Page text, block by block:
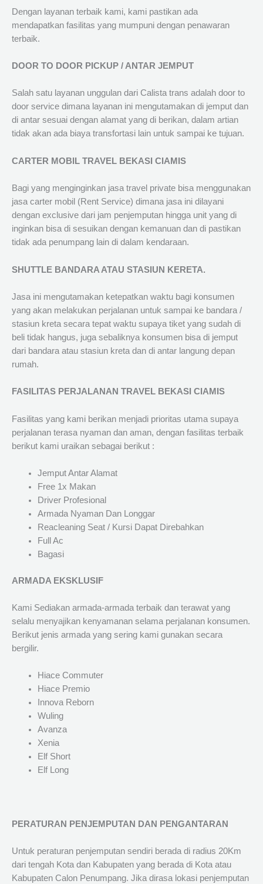
Dengan layanan terbaik kami, kami pastikan ada
mendapatkan fasilitas yang mumpuni dengan penawaran
terbaik.
DOOR TO DOOR PICKUP / ANTAR JEMPUT
Salah satu layanan unggulan dari Calista trans adalah door to
door service dimana layanan ini mengutamakan di jemput dan
di antar sesuai dengan alamat yang di berikan, dalam artian
tidak akan ada biaya transfortasi lain untuk sampai ke tujuan.
CARTER MOBIL TRAVEL BEKASI CIAMIS
Bagi yang menginginkan jasa travel private bisa menggunakan
jasa carter mobil (Rent Service) dimana jasa ini dilayani
dengan exclusive dari jam penjemputan hingga unit yang di
inginkan bisa di sesuikan dengan kemanuan dan di pastikan
tidak ada penumpang lain di dalam kendaraan.
SHUTTLE BANDARA ATAU STASIUN KERETA.
Jasa ini mengutamakan ketepatkan waktu bagi konsumen
yang akan melakukan perjalanan untuk sampai ke bandara /
stasiun kreta secara tepat waktu supaya tiket yang sudah di
beli tidak hangus, juga sebaliknya konsumen bisa di jemput
dari bandara atau stasiun kreta dan di antar langung depan
rumah.
FASILITAS PERJALANAN TRAVEL BEKASI CIAMIS
Fasilitas yang kami berikan menjadi prioritas utama supaya
perjalanan terasa nyaman dan aman, dengan fasilitas terbaik
berikut kami uraikan sebagai berikut :
Jemput Antar Alamat
Free 1x Makan
Driver Profesional
Armada Nyaman Dan Longgar
Reacleaning Seat / Kursi Dapat Direbahkan
Full Ac
Bagasi
ARMADA EKSKLUSIF
Kami Sediakan armada-armada terbaik dan terawat yang
selalu menyajikan kenyamanan selama perjalanan konsumen.
Berikut jenis armada yang sering kami gunakan secara
bergilir.
Hiace Commuter
Hiace Premio
Innova Reborn
Wuling
Avanza
Xenia
Elf Short
Elf Long
PERATURAN PENJEMPUTAN DAN PENGANTARAN
Untuk peraturan penjemputan sendiri berada di radius 20Km
dari tengah Kota dan Kabupaten yang berada di Kota atau
Kabupaten Calon Penumpang. Jika dirasa lokasi penjemputan